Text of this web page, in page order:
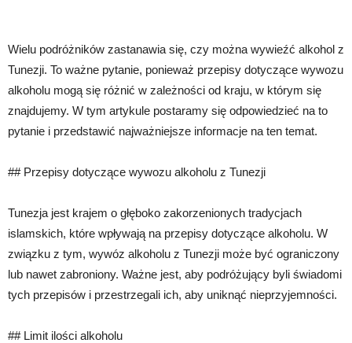
Wielu podróżników zastanawia się, czy można wywieźć alkohol z
Tunezji. To ważne pytanie, ponieważ przepisy dotyczące wywozu
alkoholu mogą się różnić w zależności od kraju, w którym się
znajdujemy. W tym artykule postaramy się odpowiedzieć na to
pytanie i przedstawić najważniejsze informacje na ten temat.
## Przepisy dotyczące wywozu alkoholu z Tunezji
Tunezja jest krajem o głęboko zakorzenionych tradycjach
islamskich, które wpływają na przepisy dotyczące alkoholu. W
związku z tym, wywóz alkoholu z Tunezji może być ograniczony
lub nawet zabroniony. Ważne jest, aby podróżujący byli świadomi
tych przepisów i przestrzegali ich, aby uniknąć nieprzyjemności.
## Limit ilości alkoholu